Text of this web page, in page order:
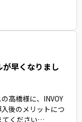
早くなりまし
高橋様に、INVOY
後のメリットにつ
てください…